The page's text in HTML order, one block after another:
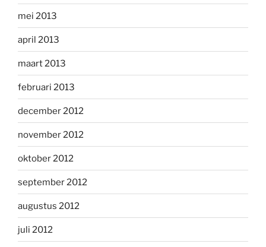
mei 2013
april 2013
maart 2013
februari 2013
december 2012
november 2012
oktober 2012
september 2012
augustus 2012
juli 2012